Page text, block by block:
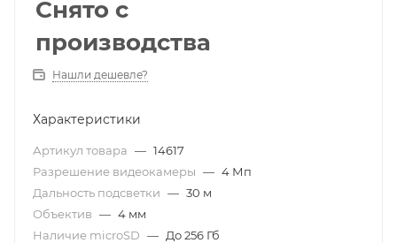
Снято с
производства
Нашли дешевле?
Характеристики
Артикул товара — 14617
Разрешение видеокамеры — 4 Мп
Дальность подсветки — 30 м
Объектив — 4 мм
Наличие microSD — До 256 Гб